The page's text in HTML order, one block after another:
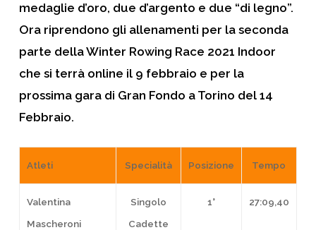
medaglie d’oro, due d’argento e due “di legno”.
Ora riprendono gli allenamenti per la seconda
parte della Winter Rowing Race 2021 Indoor
che si terrà online il 9 febbraio e per la
prossima gara di Gran Fondo a Torino del 14
Febbraio.
Atleti Specialità Posizione Tempo
Valentina
Mascheroni
Singolo
Cadette
1° 27:09,40